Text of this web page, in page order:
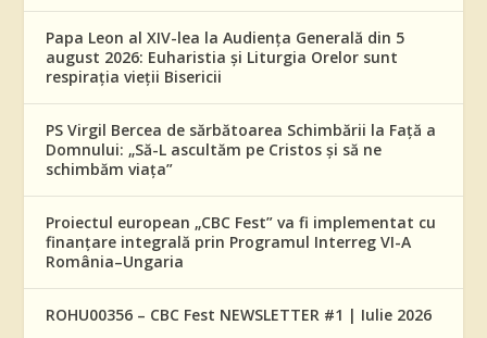
Papa Leon al XIV-lea la Audiența Generală din 5
august 2026: Euharistia și Liturgia Orelor sunt
respirația vieții Bisericii
PS Virgil Bercea de sărbătoarea Schimbării la Față a
Domnului: „Să-L ascultăm pe Cristos și să ne
schimbăm viața”
Proiectul european „CBC Fest” va fi implementat cu
finanțare integrală prin Programul Interreg VI-A
România–Ungaria
ROHU00356 – CBC Fest NEWSLETTER #1 | Iulie 2026